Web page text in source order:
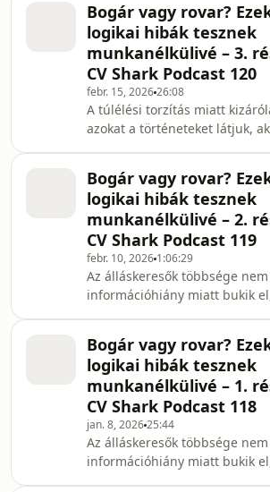
Bogár vagy rovar?
logikai hibák tesznek
munkanélkülivé – 3.
CV Shark Podcast 120
febr. 15, 202626:08
A túlélési torzítás miatt
azokat a történeteket látjuk,
20 jelentkezés után talált
nem látjuk, akik ugyanezzel a
stratégiával csúfos kudarcot
Pedig ott is vizsgálódnunk
Ebben a részben ismét a
gondolkodásod pontatlanságait
tesszük láthatóvá, hogy [...] The post
Bogár vagy ro
Bogár vagy rovar?
logikai hibák tesznek
munkanélkülivé – 2.
CV Shark Podcast 119
febr. 10, 2026 1:06:29
Az álláskeresők többsége nem
információhiány miatt bukik
leegyszerűsített ok-okozatok,
önfelmentő vagy önostorozó
narratívák vezetik a
"Másnak így sikerült → nekem
fog" "Sok recruiter keres meg →
biztos jó jelölt vagyok" "Ha több
jelentkezést adok be →
esélyem" Ezek megnyugtató
Bogár vagy rovar?
logikai hibák tesznek
munkanélkülivé – 1.
CV Shark Podcast 118
jan. 8, 202625:44
Az álláskeresők többsége nem
információhiány miatt bukik